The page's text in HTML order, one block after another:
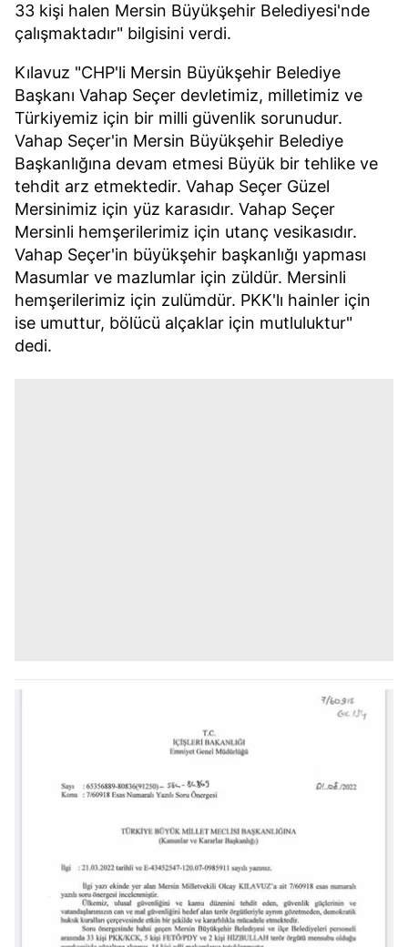
33 kişi halen Mersin Büyükşehir Belediyesi'nde
çalışmaktadır" bilgisini verdi.
Kılavuz "CHP'li Mersin Büyükşehir Belediye
Başkanı Vahap Seçer devletimiz, milletimiz ve
Türkiyemiz için bir milli güvenlik sorunudur.
Vahap Seçer'in Mersin Büyükşehir Belediye
Başkanlığına devam etmesi Büyük bir tehlike ve
tehdit arz etmektedir. Vahap Seçer Güzel
Mersinimiz için yüz karasıdır. Vahap Seçer
Mersinli hemşerilerimiz için utanç vesikasıdır.
Vahap Seçer'in büyükşehir başkanlığı yapması
Masumlar ve mazlumlar için züldür. Mersinli
hemşerilerimiz için zulümdür. PKK'lı hainler için
ise umuttur, bölücü alçaklar için mutluluktur"
dedi.